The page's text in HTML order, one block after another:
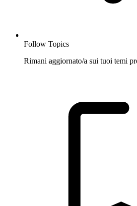
Follow Topics
Rimani aggiornato/a sui tuoi temi